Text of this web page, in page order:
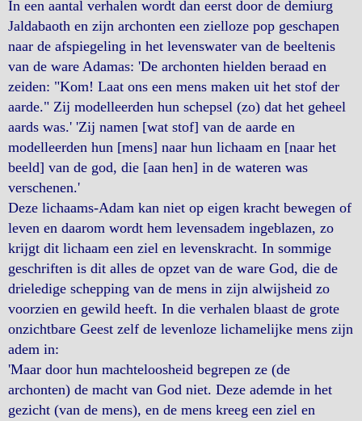
In een aantal verhalen wordt dan eerst door de demiurg
Jaldabaoth en zijn archonten een zielloze pop geschapen
naar de afspiegeling in het levenswater van de beeltenis
van de ware Adamas: 'De archonten hielden beraad en
zeiden: "Kom! Laat ons een mens maken uit het stof der
aarde." Zij modelleerden hun schepsel (zo) dat het geheel
aards was.' 'Zij namen [wat stof] van de aarde en
modelleerden hun [mens] naar hun lichaam en [naar het
beeld] van de god, die [aan hen] in de wateren was
verschenen.'
Deze lichaams-Adam kan niet op eigen kracht bewegen of
leven en daarom wordt hem levensadem ingeblazen, zo
krijgt dit lichaam een ziel en levenskracht. In sommige
geschriften is dit alles de opzet van de ware God, die de
drieledige schepping van de mens in zijn alwijsheid zo
voorzien en gewild heeft. In die verhalen blaast de grote
onzichtbare Geest zelf de levenloze lichamelijke mens zijn
adem in:
'Maar door hun machteloosheid begrepen ze (de
archonten) de macht van God niet. Deze ademde in het
gezicht (van de mens), en de mens kreeg een ziel en